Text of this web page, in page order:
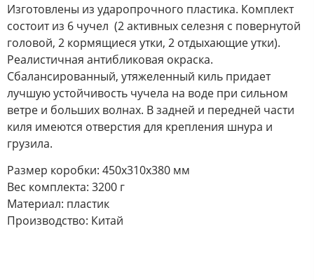
Изготовлены из ударопрочного пластика. Комплект
состоит из 6 чучел (2 активных селезня с повернутой
головой, 2 кормящиеся утки, 2 отдыхающие утки).
Реалистичная антибликовая окраска.
Сбалансированный, утяжеленный киль придает
лучшую устойчивость чучела на воде при сильном
ветре и больших волнах. В задней и передней части
киля имеются отверстия для крепления шнура и
грузила.
Размер коробки: 450х310х380 мм
Вес комплекта: 3200 г
Материал: пластик
Производство: Китай